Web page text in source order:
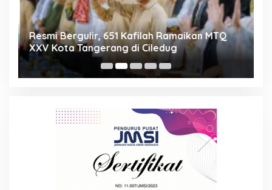
Resmi Bergulir, 651 Kafilah Ramaikan MTQ
XXV Kota Tangerang di Ciledug